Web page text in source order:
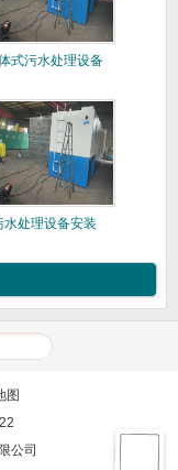
式污水处理设备
水处理设备安装
图
公司